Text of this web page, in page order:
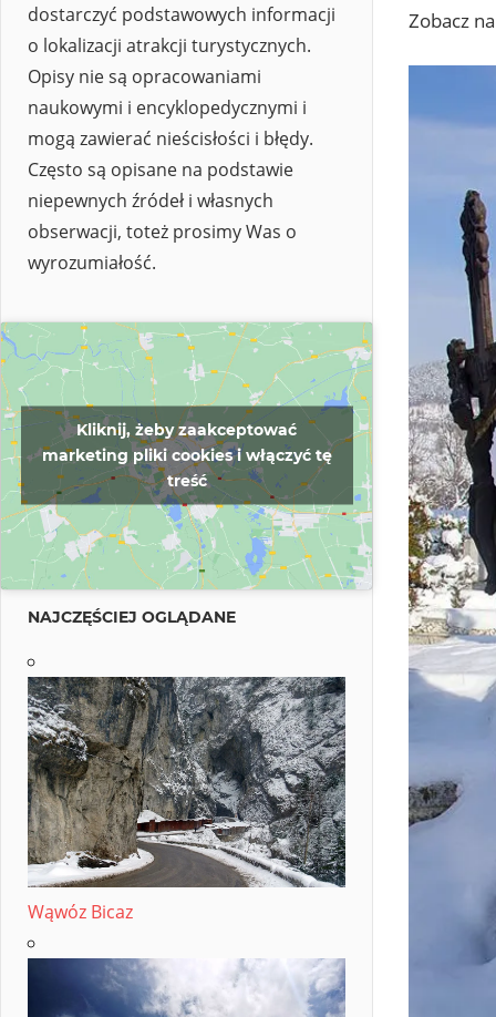
Zobacz
dostarczyć podstawowych informacji
o lokalizacji atrakcji turystycznych.
Opisy nie są opracowaniami
naukowymi i encyklopedycznymi i
mogą zawierać nieścisłości i błędy.
Często są opisane na podstawie
niepewnych źródeł i własnych
obserwacji, toteż prosimy Was o
wyrozumiałość.
Kliknij, żeby zaakceptować
marketing pliki cookies i włączyć tę
treść
NAJCZĘŚCIEJ OGLĄDANE
Wąwóz Bicaz